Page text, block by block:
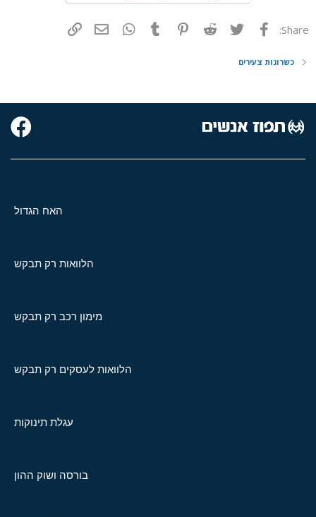
Share: פייסבוק Twitter
Reddit
Pinterest
Tumblr
WhatsAppדואר אלקטרוני
כשרונות צעירים
האח הגדול
הלוואות רק תבקש
מימון רכב רק תבקש
הלוואות לעסקים רק תבקש
עגלת תינוקות
בורסה ושוק ההון